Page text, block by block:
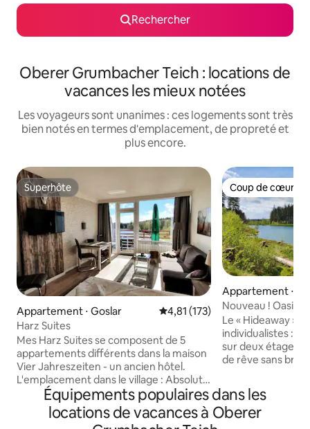
Rechercher
Oberer Grumbacher Teich : locations de
vacances les mieux notées
Les voyageurs sont unanimes : ces logements sont très
bien notés en termes d'emplacement, de propreté et
plus encore.
Superhôte
Superhôte
Appartement ⋅ Goslar Évaluation moyenne sur la
4,81 (173)
Harz Suites
Mes Harz Suites se composent de 5
appartements différents dans la maison
Vier Jahreszeiten - un ancien hôtel.
L'emplacement dans le village : Absolut
zenral - entre le parc thermal et
(découverte)Bocksberg. Informations
touristiques, téléphérique, église,
Coup de cœur
Coup de cœur
Appartement ⋅
Nouveau ! Oasis
charme
Le « Hideaway »
individualistes : Appartement en duplex
sur deux étages
de rêve sans
L'appartement
avec une grande
une grande
Équipements populaires dans les
locations de vacances à Oberer